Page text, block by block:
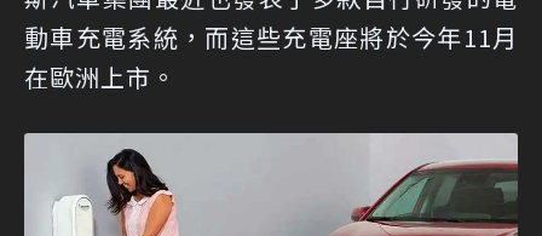
動車充電系統，而這些充電座將於今年11月
在歐洲上市。